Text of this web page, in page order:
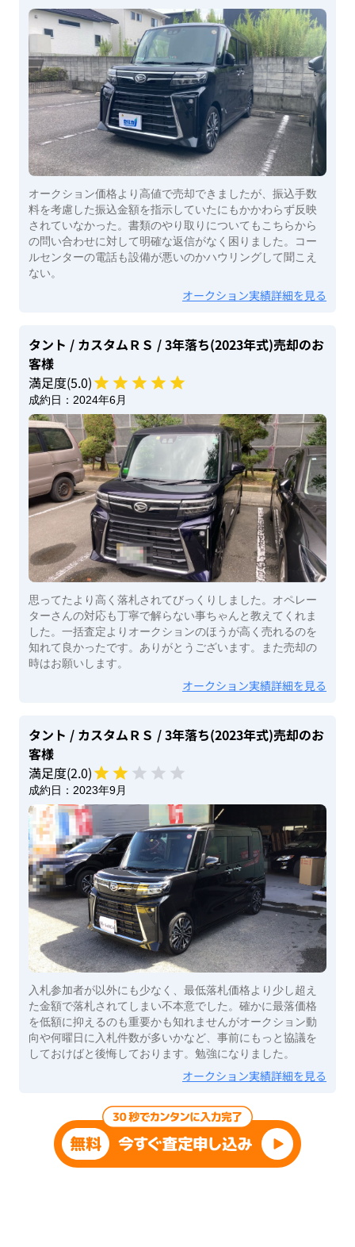
オークション価格より高値で売却できましたが、振込手数
料を考慮した振込金額を指示していたにもかかわらず反映
されていなかった。書類のやり取りについてもこちらから
の問い合わせに対して明確な返信がなく困りました。コー
ルセンターの電話も設備が悪いのかハウリングして聞こえ
ない。
オークション実績詳細を見る
タント / カスタムＲＳ / 3年落ち(2023年式)売却のお
客様
満足度(5.0)
成約日： 2024年6月
思ってたより高く落札されてびっくりしました。オペレー
ターさんの対応も丁寧で解らない事ちゃんと教えてくれま
した。一括査定よりオークションのほうが高く売れるのを
知れて良かったです。ありがとうございます。また売却の
時はお願いします。
オークション実績詳細を見る
タント / カスタムＲＳ / 3年落ち(2023年式)売却のお
客様
満足度(2.0)
成約日： 2023年9月
入札参加者が以外にも少なく、最低落札価格より少し超え
た金額で落札されてしまい不本意でした。確かに最落価格
を低額に抑えるのも重要かも知れませんがオークション動
向や何曜日に入札件数が多いかなど、事前にもっと協議を
しておけばと後悔しております。勉強になりました。
オークション実績詳細を見る